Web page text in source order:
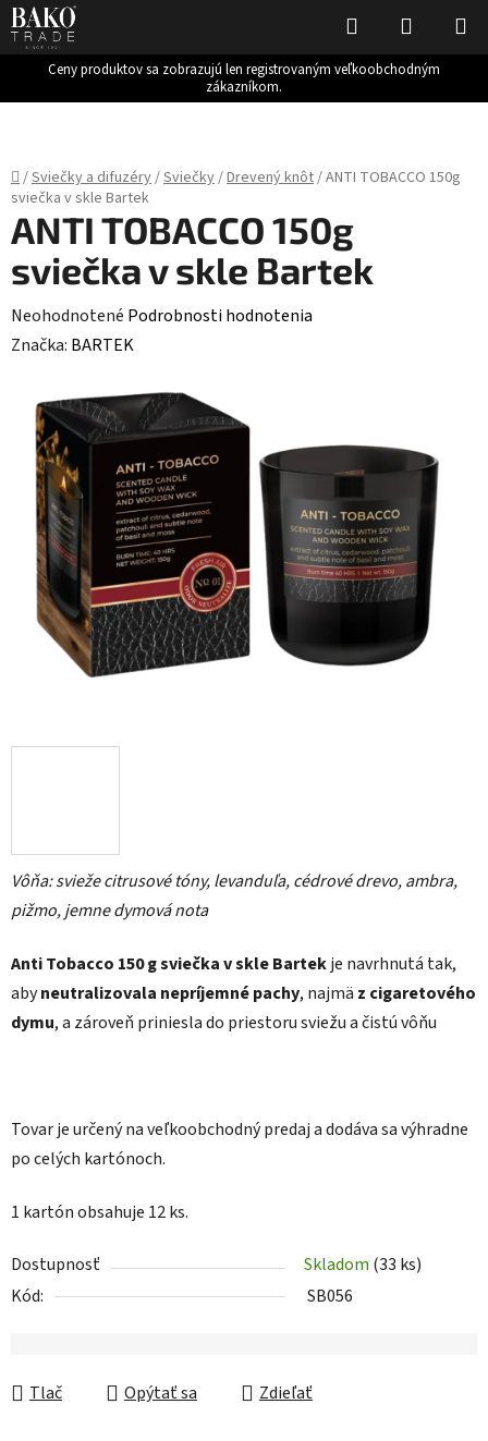
Ceny produktov sa zobrazujú len registrovaným veľkoobchodným
zákazníkom.
Hľadať
KOŠÍK
Domov
/Sviečky a difuzéry/Sviečky/Drevený knôt/ANTI TOBACCO 150g
sviečka v skle Bartek
Vôňa: svieže citrusové tóny, levanduľa, cédrové drevo, ambra,
pižmo, jemne dymová nota
Anti Tobacco 150 g sviečka v skle Bartekje navrhnutá tak,
abyneutralizovala nepríjemné pachy, najmä z cigaretového
dymu, a zároveň priniesla do priestoru sviežu a čistú vôňu
Tovar je určený na veľkoobchodný predaj a dodáva sa výhradne
po celých kartónoch.
1 kartón obsahuje 12 ks.
Dostupnosť Skladom (33 ks)
Kód:
SB056
Tlač Opýtať sa Zdieľať
ANTI TOBACCO 150g
sviečka v skle Bartek
Priemerné
hodnotenie
hviezdičiek.
Neohodnotené Podrobnosti hodnotenia
Značka: BARTEK